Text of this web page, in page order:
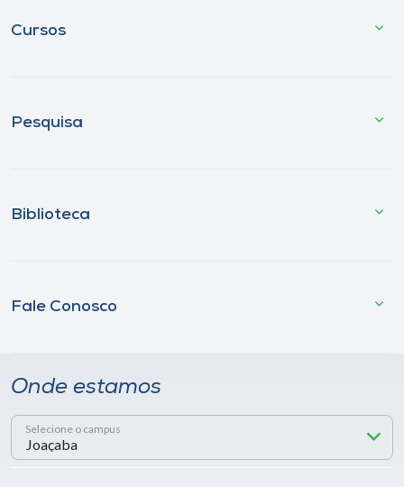
Cursos
Pesquisa
Biblioteca
Fale Conosco
Onde estamos
Selecione o campus